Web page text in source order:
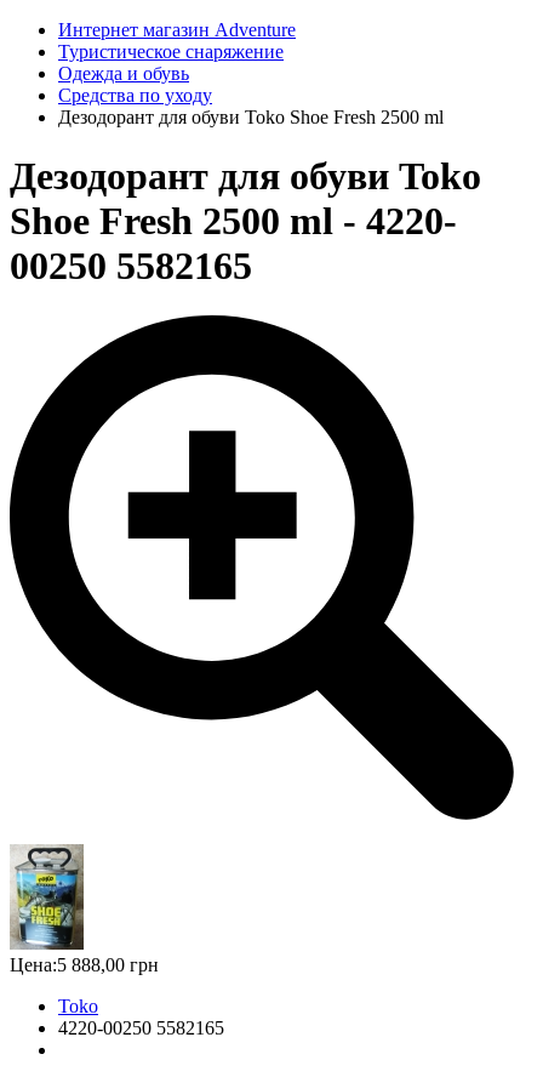
Интернет магазин Adventure
Туристическое снаряжение
Одежда и обувь
Средства по уходу
Дезодорант для обуви Toko Shoe Fresh 2500 ml
Дезодорант для обуви Toko
Shoe Fresh 2500 ml - 4220-
00250 5582165
Цена:5 888,00 грн
Toko
4220-00250 5582165